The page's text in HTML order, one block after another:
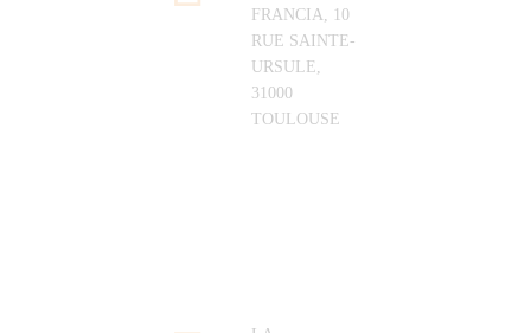
FRANCIA, 10
RUE SAINTE-
URSULE,
31000
TOULOUSE